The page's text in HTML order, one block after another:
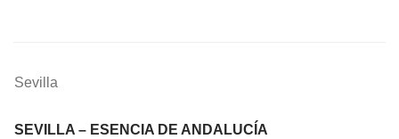
Sevilla
SEVILLA – ESENCIA DE ANDALUCÍA